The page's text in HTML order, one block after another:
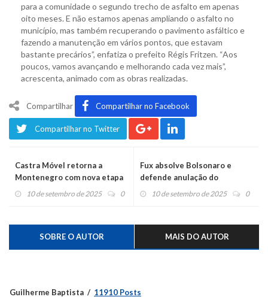
para a comunidade o segundo trecho de asfalto em apenas
oito meses. E não estamos apenas ampliando o asfalto no
município, mas também recuperando o pavimento asfáltico e
fazendo a manutenção em vários pontos, que estavam
bastante precários”, enfatiza o prefeito Régis Fritzen. “Aos
poucos, vamos avançando e melhorando cada vez mais”,
acrescenta, animado com as obras realizadas.
Compartilhar Compartilhar no Facebook
Compartilhar no Twitter
Castra Móvel retorna a
Montenegro com nova etapa
no bairro Estação
10 de setembro de 2025 0
Fux absolve Bolsonaro e
defende anulação do
processo
10 de setembro de 2025 0
SOBRE O AUTOR MAIS DO AUTOR
Guilherme Baptista 11910 Posts